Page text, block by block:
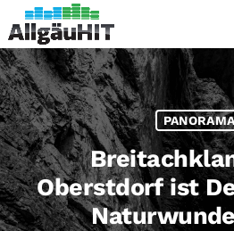
Oberstdorf ist